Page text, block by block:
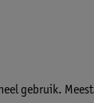
gebruik.